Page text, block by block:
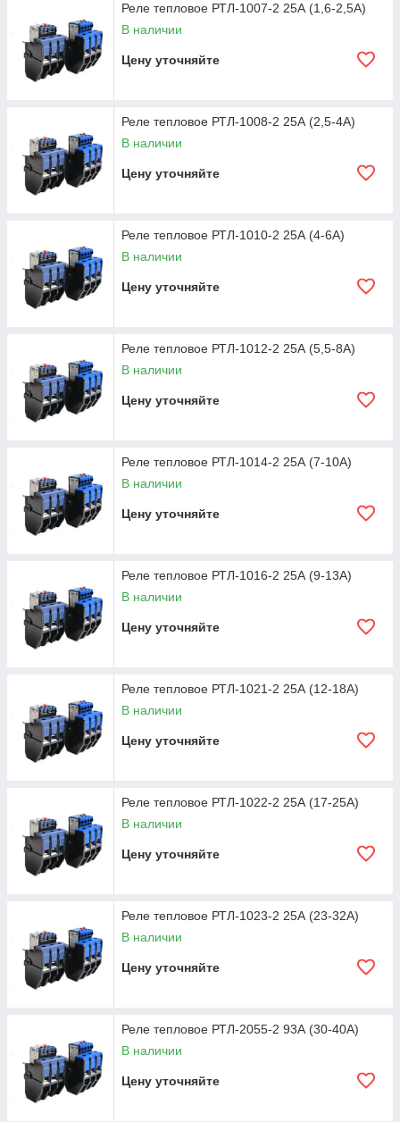
Реле тепловое РТЛ-1007-2 25А (1,6-2,5А)
В наличии
Цену уточняйте
Реле тепловое РТЛ-1008-2 25А (2,5-4А)
В наличии
Цену уточняйте
Реле тепловое РТЛ-1010-2 25А (4-6А)
В наличии
Цену уточняйте
Реле тепловое РТЛ-1012-2 25А (5,5-8А)
В наличии
Цену уточняйте
Реле тепловое РТЛ-1014-2 25А (7-10А)
В наличии
Цену уточняйте
Реле тепловое РТЛ-1016-2 25А (9-13А)
В наличии
Цену уточняйте
Реле тепловое РТЛ-1021-2 25А (12-18А)
В наличии
Цену уточняйте
Реле тепловое РТЛ-1022-2 25А (17-25А)
В наличии
Цену уточняйте
Реле тепловое РТЛ-1023-2 25А (23-32А)
В наличии
Цену уточняйте
Реле тепловое РТЛ-2055-2 93А (30-40А)
В наличии
Цену уточняйте